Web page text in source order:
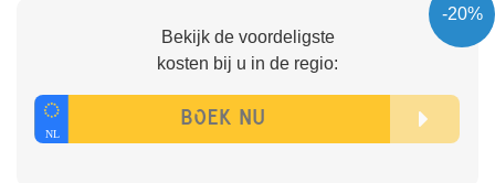
-20%
Bekijk de voordeligste
kosten bij u in de regio: